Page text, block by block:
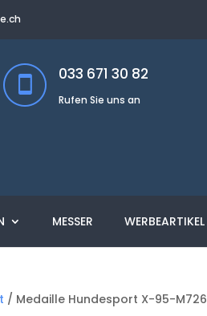
033 671 30 82
Rufen Sie uns an
MESSER WERBEARTIKEL
/ Medaille Hundesport X-95-M726